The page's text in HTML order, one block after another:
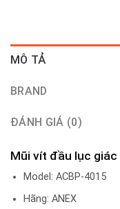
MÔ TẢ
BRAND
ĐÁNH GIÁ (0)
Mũi vít đầu lục giác
Model: ACBP-4015
Hãng: ANEX